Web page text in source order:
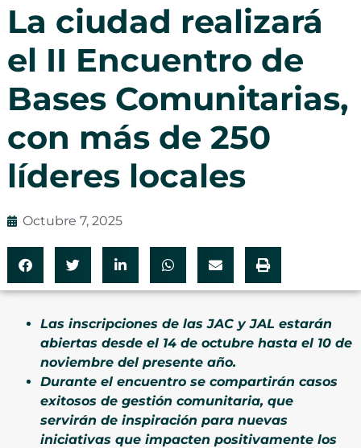
La ciudad realizará
el II Encuentro de
Bases Comunitarias,
con más de 250
líderes locales
Octubre 7, 2025
Las inscripciones de las JAC y JAL estarán
abiertas desde el 14 de octubre hasta el 10 de
noviembre del presente año.
Durante el encuentro se compartirán casos
exitosos de gestión comunitaria, que
servirán de inspiración para nuevas
iniciativas que impacten positivamente los